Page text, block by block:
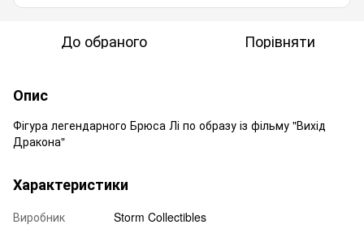
До обраного Порівняти
Опис
Фігура легендарного Брюса Лі по образу із фільму "Вихід
Дракона"
Характеристики
Виробник
Storm Collectibles